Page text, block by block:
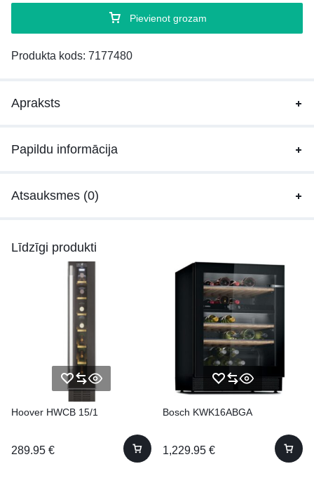
Pievienot grozam
Produkta kods: 7177480
Apraksts
Papildu informācija
Atsauksmes (0)
Līdzīgi produkti
Hoover HWCB 15/1
289.95 €
Bosch KWK16ABGA
1,229.95 €